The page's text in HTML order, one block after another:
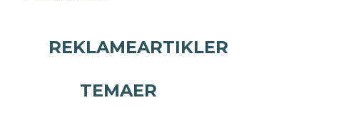
REKLAMEARTIKLER
TEMAER